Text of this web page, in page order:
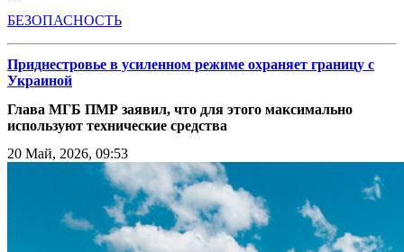
БЕЗОПАСНОСТЬ
Приднестровье в усиленном режиме охраняет границу с
Украиной
Глава МГБ ПМР заявил, что для этого максимально
используют технические средства
20 Май, 2026, 09:53